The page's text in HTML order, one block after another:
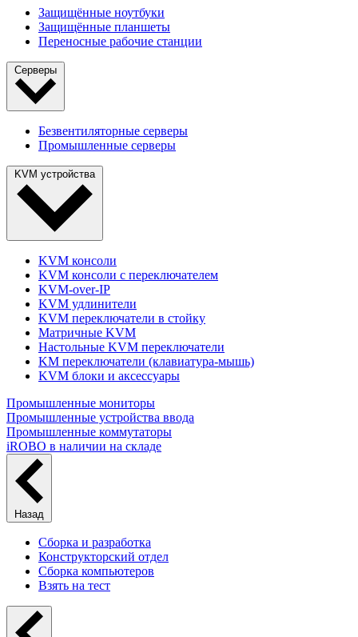
Защищённые ноутбуки
Защищённые планшеты
Переносные рабочие станции
Серверы
Безвентиляторные серверы
Промышленные серверы
KVM устройства
KVM консоли
KVM консоли с переключателем
KVM-over-IP
KVM удлинители
KVM переключатели в стойку
Матричные KVM
Настольные KVM переключатели
KM переключатели (клавиатура-мышь)
KVM блоки и аксессуары
Промышленные мониторы
Промышленные устройства ввода
Промышленные коммутаторы
iROBO в наличии на складе
Назад
Сборка и разработка
Конструкторский отдел
Сборка компьютеров
Взять на тест